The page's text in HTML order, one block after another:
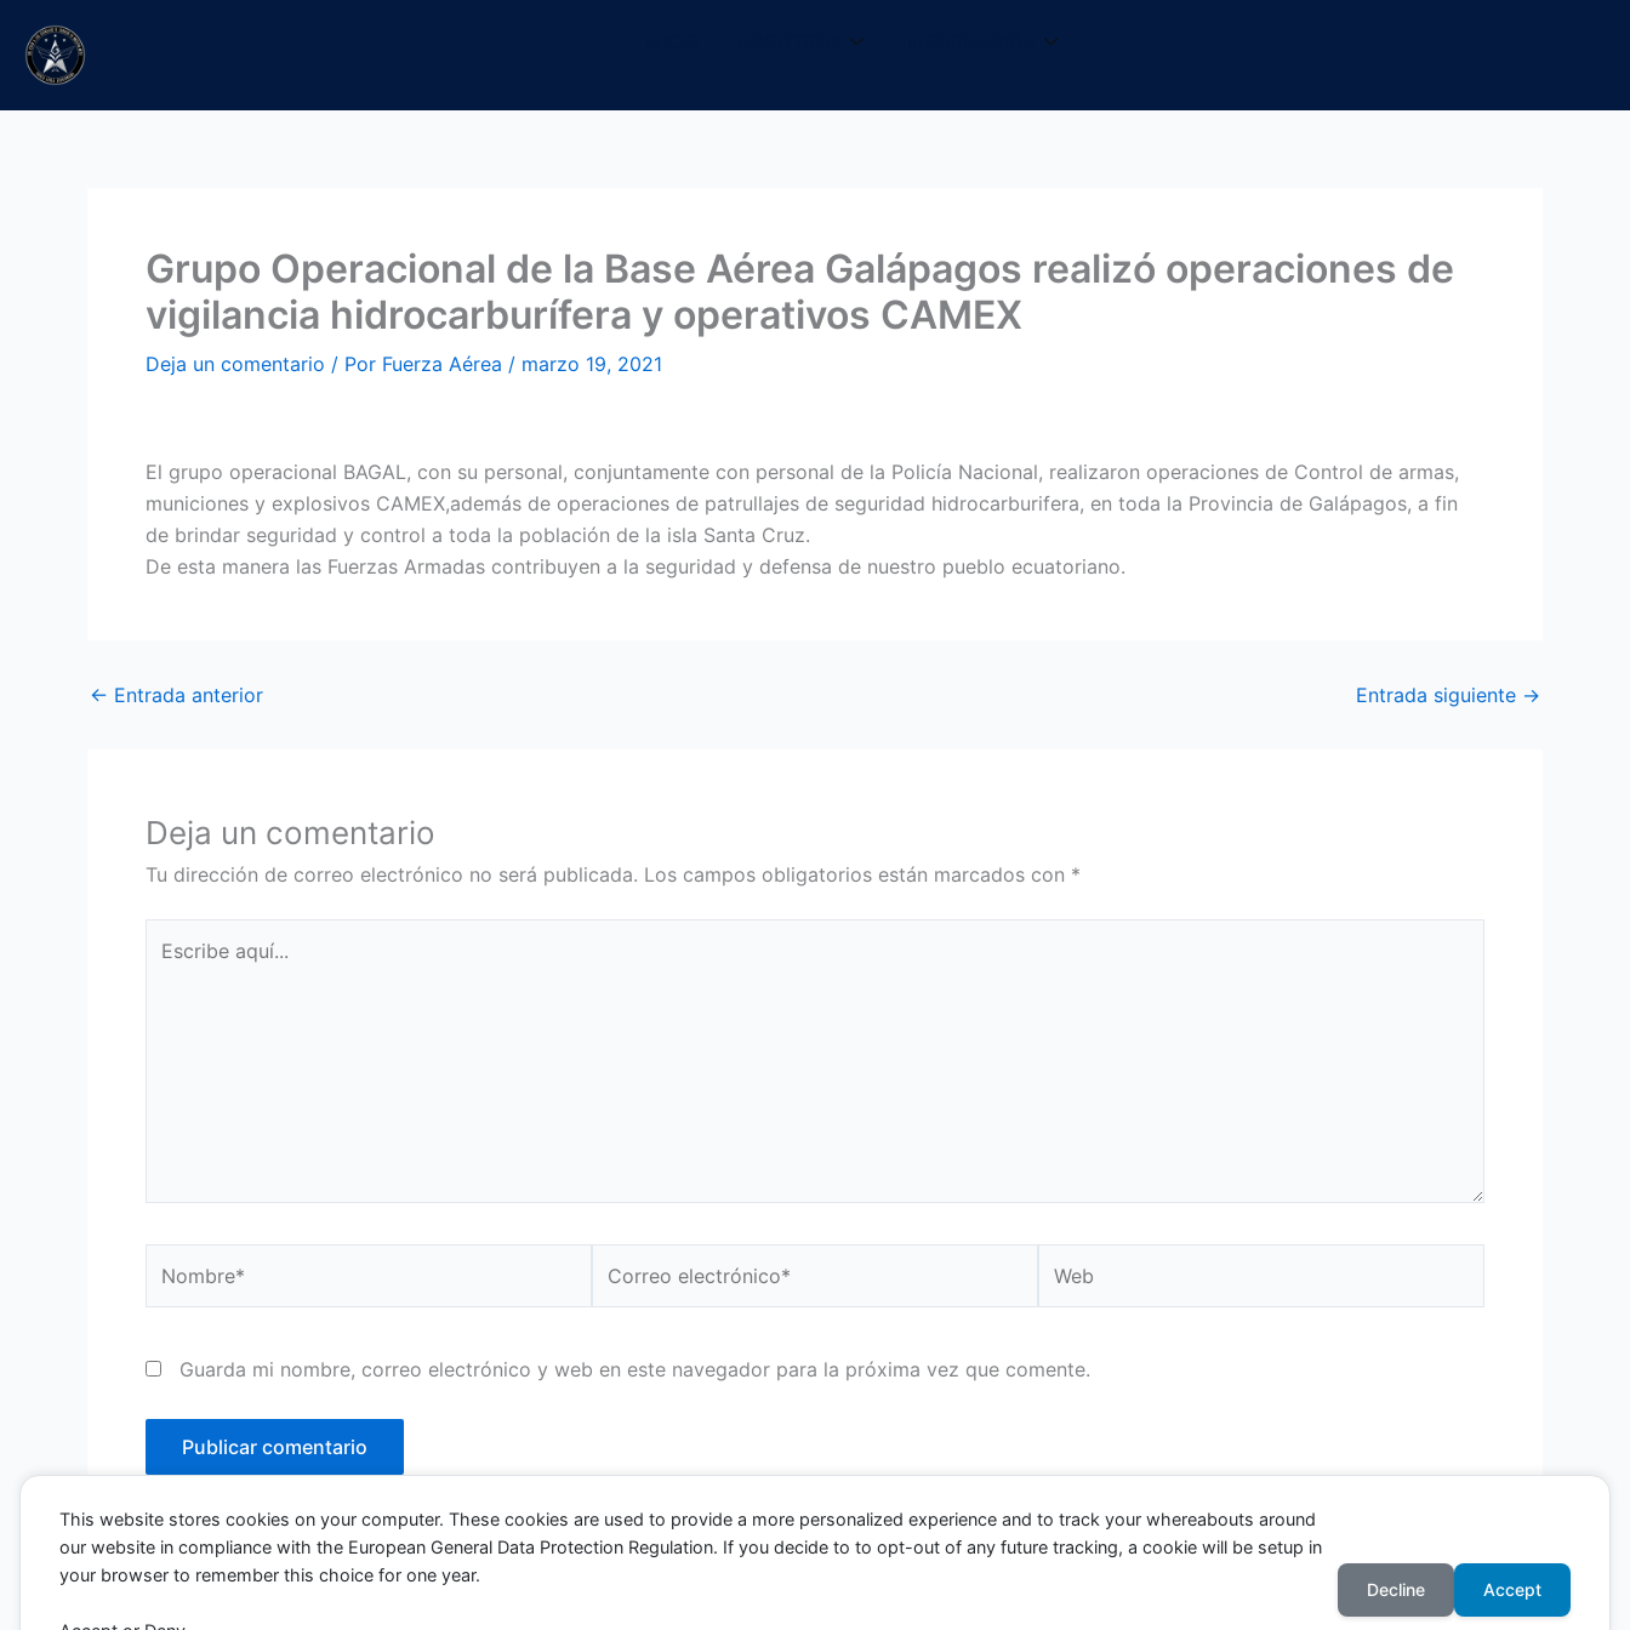
contenido
Grupo Operacional de la Base Aérea Galápagos realizó operaciones de
vigilancia hidrocarburífera y operativos CAMEX
Deja un comentario / Por Fuerza Aérea / marzo 19, 2021
El grupo operacional BAGAL, con su personal, conjuntamente con personal de la Policía Nacional, realizaron operaciones de Control de armas,
municiones y explosivos CAMEX,además de operaciones de patrullajes de seguridad hidrocarburifera, en toda la Provincia de Galápagos, a fin
de brindar seguridad y control a toda la población de la isla Santa Cruz.
De esta manera las Fuerzas Armadas contribuyen a la seguridad y defensa de nuestro pueblo ecuatoriano.
← Entrada anterior Entrada siguiente →
Deja un comentario
Tu dirección de correo electrónico no será publicada. Los campos obligatorios están marcados con *
aquí...
electrónico*
Guarda mi nombre, correo electrónico y web en este navegador para la próxima vez que comente.
This website stores cookies on your computer. These cookies are used to provide a more personalized experience and to track your whereabouts around
our website in compliance with the European General Data Protection Regulation. If you decide to to opt-out of any future tracking, a cookie will be setup in
your browser to remember this choice for one year.
Decline Accept